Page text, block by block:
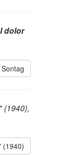
dolor
(1940),
(1940)